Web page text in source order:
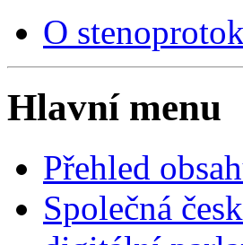
O
Hlavní menu
Přehled
Společná